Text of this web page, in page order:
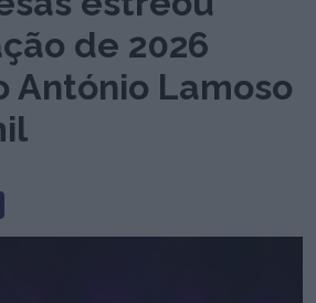
de 2026
António Lamoso